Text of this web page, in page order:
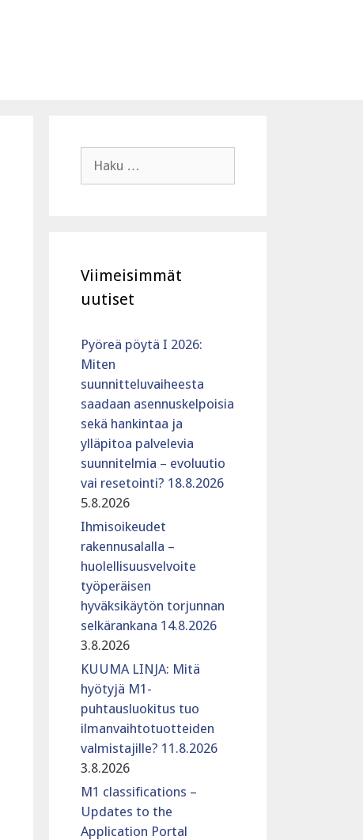
Viimeisimmät
uutiset
Pyöreä pöytä I 2026:
Miten
suunnitteluvaiheesta
saadaan asennuskelpoisia
sekä hankintaa ja
ylläpitoa palvelevia
suunnitelmia – evoluutio
vai resetointi? 18.8.2026
5.8.2026
Ihmisoikeudet
rakennusalalla –
huolellisuusvelvoite
työperäisen
hyväksikäytön torjunnan
selkärankana 14.8.2026
3.8.2026
KUUMA LINJA: Mitä
hyötyjä M1-
puhtausluokitus tuo
ilmanvaihtotuotteiden
valmistajille? 11.8.2026
3.8.2026
M1 classifications –
Updates to the
Application Portal